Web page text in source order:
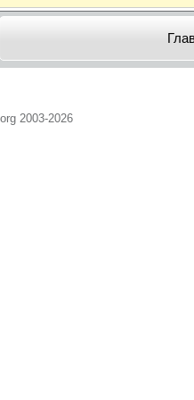
2003-2026